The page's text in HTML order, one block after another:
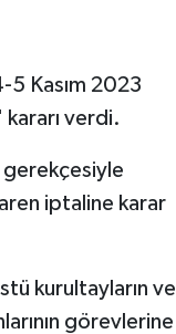
5 Kasım 2023
verdi.
gerekçesiyle
iptaline karar
kurultayların ve
görevlerine